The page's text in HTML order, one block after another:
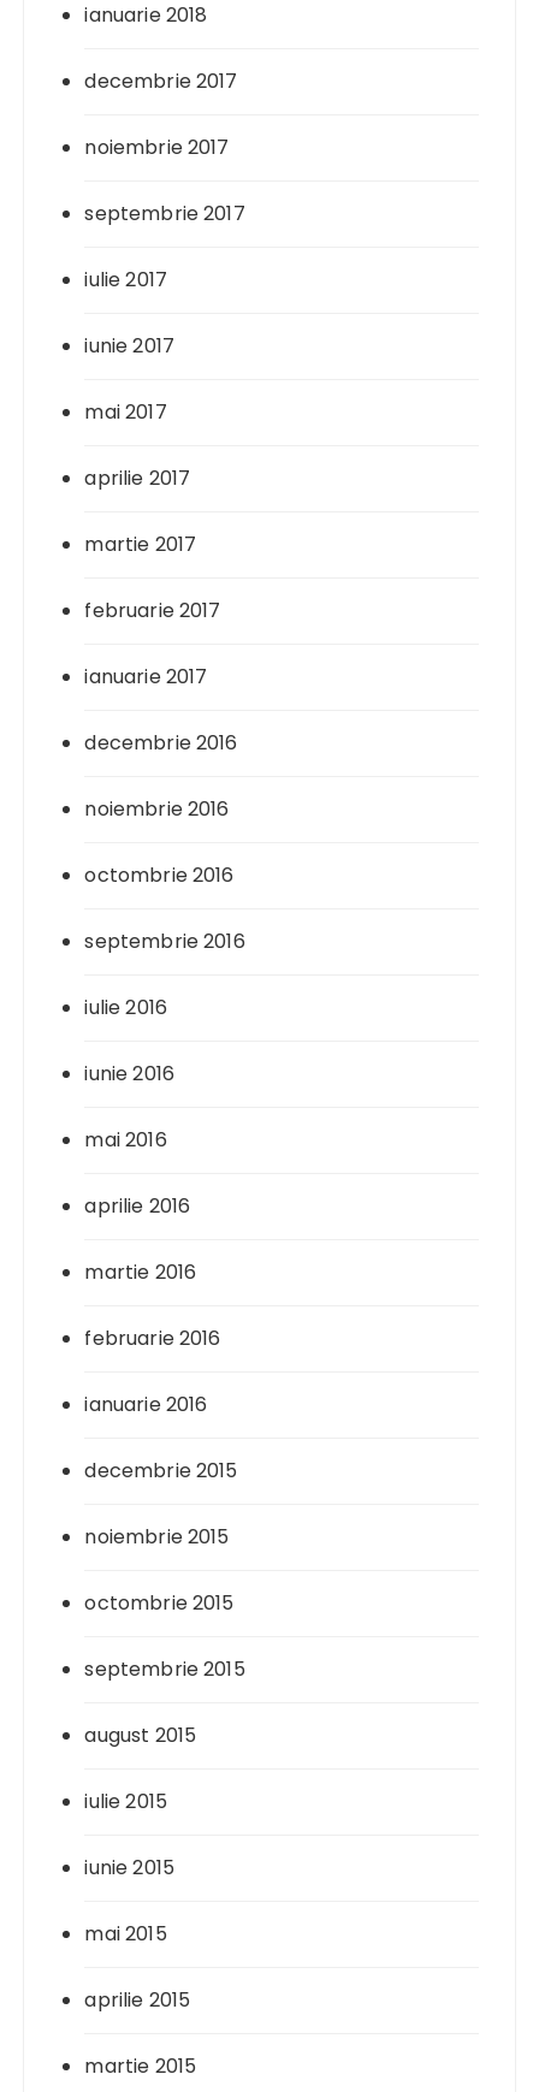
ianuarie 2018
decembrie 2017
noiembrie 2017
septembrie 2017
iulie 2017
iunie 2017
mai 2017
aprilie 2017
martie 2017
februarie 2017
ianuarie 2017
decembrie 2016
noiembrie 2016
octombrie 2016
septembrie 2016
iulie 2016
iunie 2016
mai 2016
aprilie 2016
martie 2016
februarie 2016
ianuarie 2016
decembrie 2015
noiembrie 2015
octombrie 2015
septembrie 2015
august 2015
iulie 2015
iunie 2015
mai 2015
aprilie 2015
martie 2015